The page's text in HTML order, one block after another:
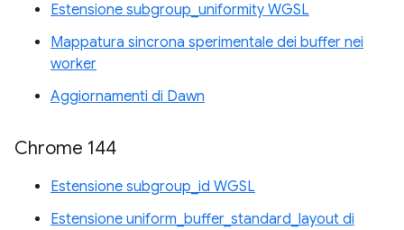
Estensione subgroup_uniformity WGSL
Mappatura sincrona sperimentale dei buffer nei
worker
Aggiornamenti di Dawn
Chrome 144
Estensione subgroup_id WGSL
Estensione uniform_buffer_standard_layout di